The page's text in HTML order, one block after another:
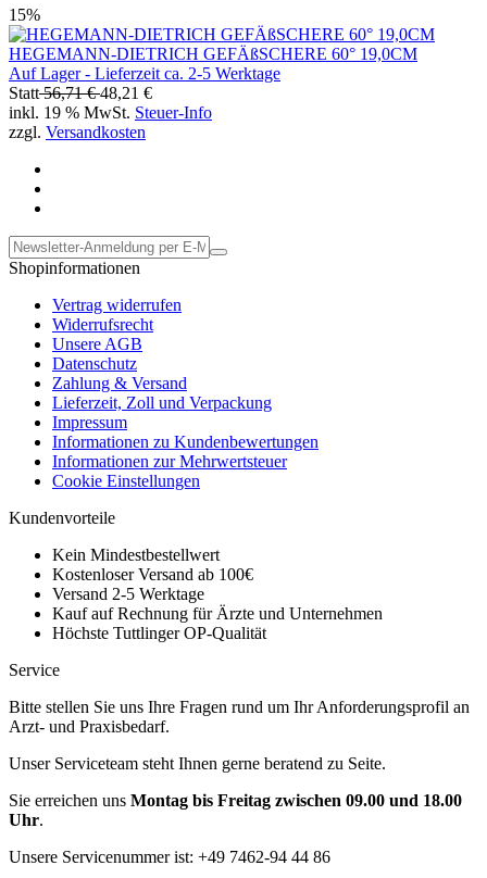
15%
HEGEMANN-DIETRICH GEFÄßSCHERE 60° 19,0CM
Auf Lager - Lieferzeit ca. 2-5 Werktage
Statt56,71 €48,21 €
inkl. 19 % MwSt. Steuer-Info
zzgl. Versandkosten
Shopinformationen
Vertrag widerrufen
Widerrufsrecht
Unsere AGB
Datenschutz
Zahlung & Versand
Lieferzeit, Zoll und Verpackung
Impressum
Informationen zu Kundenbewertungen
Informationen zur Mehrwertsteuer
Cookie Einstellungen
Kundenvorteile
Kein Mindestbestellwert
Kostenloser Versand ab 100€
Versand 2-5 Werktage
Kauf auf Rechnung für Ärzte und Unternehmen
Höchste Tuttlinger OP-Qualität
Service
Bitte stellen Sie uns Ihre Fragen rund um Ihr Anforderungsprofil an
Arzt- und Praxisbedarf.
Unser Serviceteam steht Ihnen gerne beratend zu Seite.
Sie erreichen uns Montag bis Freitag zwischen 09.00 und 18.00
Uhr.
Unsere Servicenummer ist: +49 7462-94 44 86